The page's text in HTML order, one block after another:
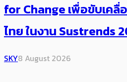
for Change เพื่อขับเค
ไทย ในงาน Sustrends
SKY8 August 2026